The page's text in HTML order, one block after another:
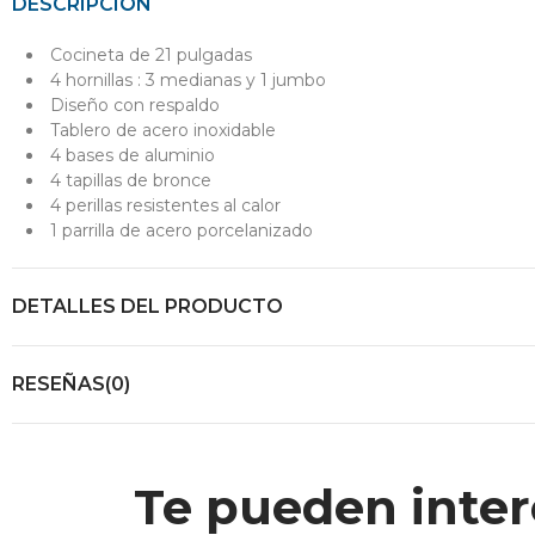
Cocineta de 21 pulgadas
4 hornillas : 3 medianas y 1 jumbo
Diseño con respaldo
Tablero de acero inoxidable
4 bases de aluminio
4 tapillas de bronce
4 perillas resistentes al calor
1 parrilla de acero porcelanizado
DETALLES DEL PRODUCTO
RESEÑAS(0)
Te pueden